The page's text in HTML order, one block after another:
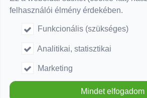
Név
felhasználói élmény érdekében.
Funkcionális (szükséges)
Analitikai, statisztikai
Marketing
Mindet elfogadom